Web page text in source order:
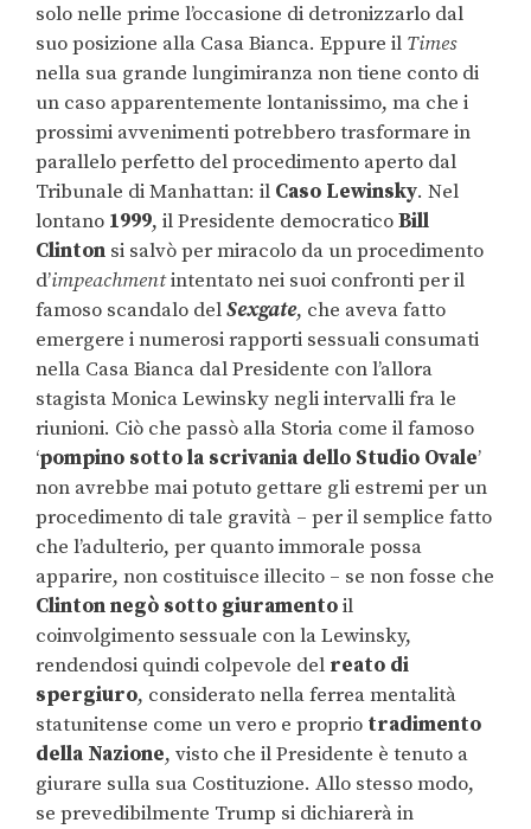
solo nelle prime l’occasione di detronizzarlo dal
suo posizione alla Casa Bianca. Eppure il Times
nella sua grande lungimiranza non tiene conto di
un caso apparentemente lontanissimo, ma che i
prossimi avvenimenti potrebbero trasformare in
parallelo perfetto del procedimento aperto dal
Tribunale di Manhattan: il Caso Lewinsky. Nel
lontano 1999, il Presidente democraticoBill
Clinton si salvò per miracolo da un procedimento
d’impeachmentintentato nei suoi confronti per il
famoso scandalo delSexgate, che aveva fatto
emergere i numerosi rapporti sessuali consumati
nella Casa Bianca dal Presidente con l’allora
stagista Monica Lewinsky negli intervalli fra le
riunioni. Ciò che passò alla Storia come il famoso
‘pompino sotto la scrivania dello Studio Ovale’
non avrebbe mai potuto gettare gli estremi per un
procedimento di tale gravità – per il semplice fatto
che l’adulterio, per quanto immorale possa
apparire, non costituisce illecito – se non fosse che
Clinton negò sotto giuramentoil
coinvolgimento sessuale con la Lewinsky,
rendendosi quindi colpevole del reato di
spergiuro, considerato nella ferrea mentalità
statunitense come un vero e proprio tradimento
della Nazione, visto che il Presidente è tenuto a
giurare sulla sua Costituzione. Allo stesso modo,
se prevedibilmente Trump si dichiarerà in